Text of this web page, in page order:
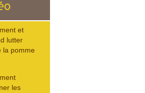
et
lutter
la pomme
les